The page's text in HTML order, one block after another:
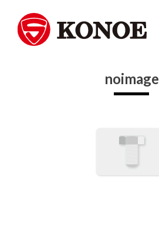
株式会社コノエ
モノとモノ、人と人をつなぐ。
noimage